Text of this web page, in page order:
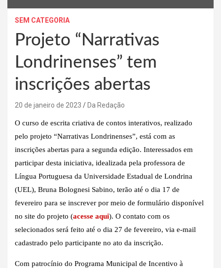
SEM CATEGORIA
Projeto “Narrativas
Londrinenses” tem
inscrições abertas
20 de janeiro de 2023 Da Redação
O curso de escrita criativa de contos interativos, realizado
pelo projeto “Narrativas Londrinenses”, está com as
inscrições abertas para a segunda edição. Interessados em
participar desta iniciativa, idealizada pela professora de
Língua Portuguesa da Universidade Estadual de Londrina
(UEL), Bruna Bolognesi Sabino, terão até o dia 17 de
fevereiro para se inscrever por meio de formulário disponível
no site do projeto (acesse aqui). O contato com os
selecionados será feito até o dia 27 de fevereiro, via e-mail
cadastrado pelo participante no ato da inscrição.
Com patrocínio do Programa Municipal de Incentivo à